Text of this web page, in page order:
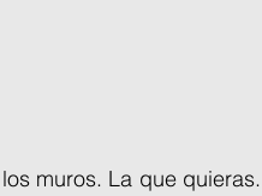
muros. La que quieras.